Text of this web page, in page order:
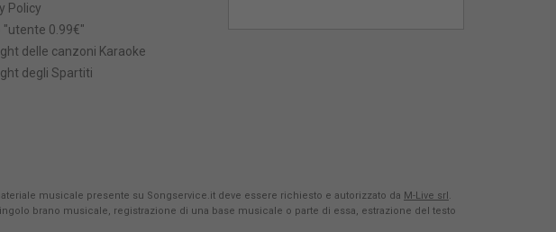
Policy
"utente 0.99€"
delle canzoni Karaoke
degli Spartiti
musicale presente su Songservice.it deve essere richiesto e autorizzato da M-Live srl .
brano musicale, registrazione di una base musicale o parte di essa, estrazione del testo